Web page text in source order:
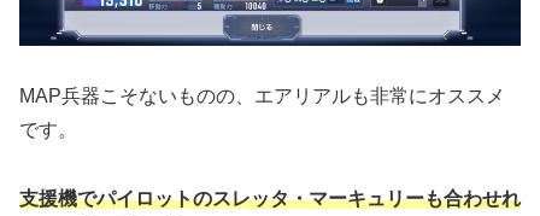
MAP兵器こそないものの、エアリアルも非常にオススメ
です。
支援機でパイロットのスレッタ・マーキュリーも合わせれ